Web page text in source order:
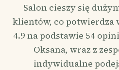
Salon cieszy się
klientów, co potwierdza
4.9 na podstawie 54
Oksana, wraz z
indywidualne